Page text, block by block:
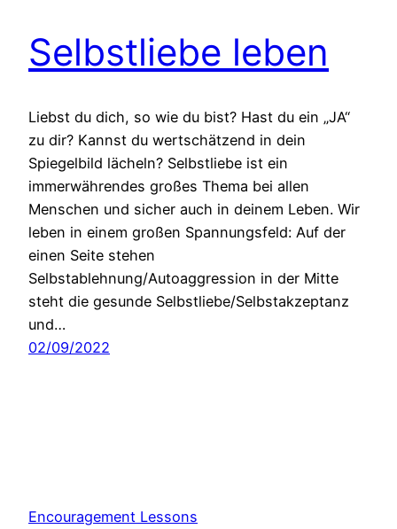
Selbstliebe leben
Liebst du dich, so wie du bist? Hast du ein „JA“
zu dir? Kannst du wertschätzend in dein
Spiegelbild lächeln? Selbstliebe ist ein
immerwährendes großes Thema bei allen
Menschen und sicher auch in deinem Leben. Wir
leben in einem großen Spannungsfeld: Auf der
einen Seite stehen
Selbstablehnung/Autoaggression in der Mitte
steht die gesunde Selbstliebe/Selbstakzeptanz
und…
02/09/2022
Encouragement Lessons